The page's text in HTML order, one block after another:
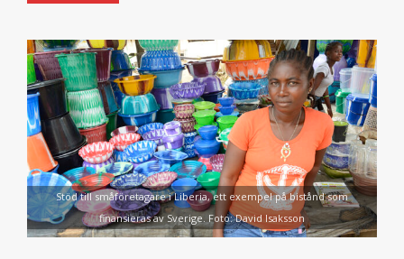
Stöd till småföretagare i Liberia, ett exempel på bistånd som
finansieras av Sverige. Foto: David Isaksson